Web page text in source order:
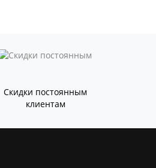
Скидки постоянным
клиентам